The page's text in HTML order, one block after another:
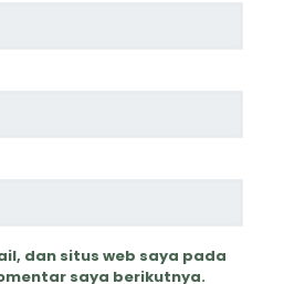
dan situs web saya pada
saya berikutnya.